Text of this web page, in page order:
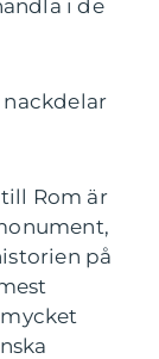
i de
Rom är
på